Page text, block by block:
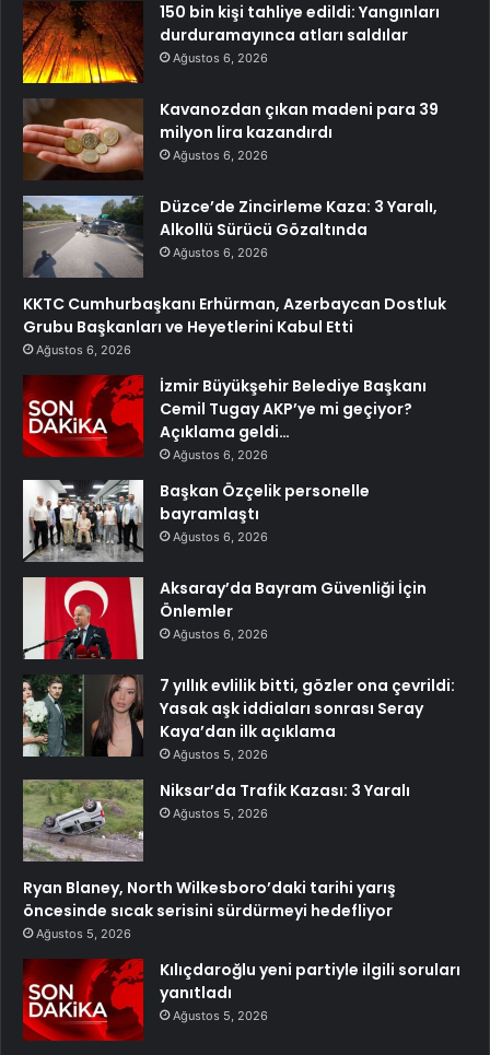
150 bin kişi tahliye edildi: Yangınları
durduramayınca atları saldılar
Ağustos 6, 2026
Kavanozdan çıkan madeni para 39
milyon lira kazandırdı
Ağustos 6, 2026
Düzce’de Zincirleme Kaza: 3 Yaralı,
Alkollü Sürücü Gözaltında
Ağustos 6, 2026
KKTC Cumhurbaşkanı Erhürman, Azerbaycan Dostluk
Grubu Başkanları ve Heyetlerini Kabul Etti
Ağustos 6, 2026
İzmir Büyükşehir Belediye Başkanı
Cemil Tugay AKP’ye mi geçiyor?
Açıklama geldi…
Ağustos 6, 2026
Başkan Özçelik personelle
bayramlaştı
Ağustos 6, 2026
Aksaray’da Bayram Güvenliği İçin
Önlemler
Ağustos 6, 2026
7 yıllık evlilik bitti, gözler ona çevrildi:
Yasak aşk iddiaları sonrası Seray
Kaya’dan ilk açıklama
Ağustos 5, 2026
Niksar’da Trafik Kazası: 3 Yaralı
Ağustos 5, 2026
Ryan Blaney, North Wilkesboro’daki tarihi yarış
öncesinde sıcak serisini sürdürmeyi hedefliyor
Ağustos 5, 2026
Kılıçdaroğlu yeni partiyle ilgili soruları
yanıtladı
Ağustos 5, 2026